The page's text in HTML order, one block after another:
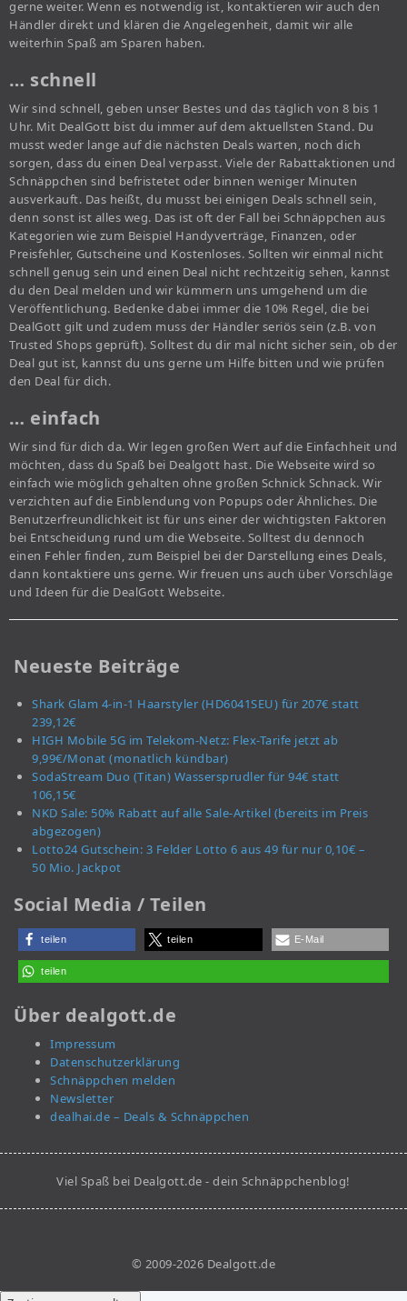
gerne weiter. Wenn es notwendig ist, kontaktieren wir auch den
Händler direkt und klären die Angelegenheit, damit wir alle
weiterhin Spaß am Sparen haben.
… schnell
Wir sind schnell, geben unser Bestes und das täglich von 8 bis 1
Uhr. Mit DealGott bist du immer auf dem aktuellsten Stand. Du
musst weder lange auf die nächsten Deals warten, noch dich
sorgen, dass du einen Deal verpasst. Viele der Rabattaktionen und
Schnäppchen sind befristetet oder binnen weniger Minuten
ausverkauft. Das heißt, du musst bei einigen Deals schnell sein,
denn sonst ist alles weg. Das ist oft der Fall bei Schnäppchen aus
Kategorien wie zum Beispiel Handyverträge, Finanzen, oder
Preisfehler, Gutscheine und Kostenloses. Sollten wir einmal nicht
schnell genug sein und einen Deal nicht rechtzeitig sehen, kannst
du den Deal melden und wir kümmern uns umgehend um die
Veröffentlichung. Bedenke dabei immer die 10% Regel, die bei
DealGott gilt und zudem muss der Händler seriös sein (z.B. von
Trusted Shops geprüft). Solltest du dir mal nicht sicher sein, ob der
Deal gut ist, kannst du uns gerne um Hilfe bitten und wie prüfen
den Deal für dich.
… einfach
Wir sind für dich da. Wir legen großen Wert auf die Einfachheit und
möchten, dass du Spaß bei Dealgott hast. Die Webseite wird so
einfach wie möglich gehalten ohne großen Schnick Schnack. Wir
verzichten auf die Einblendung von Popups oder Ähnliches. Die
Benutzerfreundlichkeit ist für uns einer der wichtigsten Faktoren
bei Entscheidung rund um die Webseite. Solltest du dennoch
einen Fehler finden, zum Beispiel bei der Darstellung eines Deals,
dann kontaktiere uns gerne. Wir freuen uns auch über Vorschläge
und Ideen für die DealGott Webseite.
Neueste Beiträge
Shark Glam 4-in-1 Haarstyler (HD6041SEU) für 207€ statt
239,12€
HIGH Mobile 5G im Telekom-Netz: Flex-Tarife jetzt ab
9,99€/Monat (monatlich kündbar)
SodaStream Duo (Titan) Wassersprudler für 94€ statt
106,15€
NKD Sale: 50% Rabatt auf alle Sale-Artikel (bereits im Preis
abgezogen)
Lotto24 Gutschein: 3 Felder Lotto 6 aus 49 für nur 0,10€ –
50 Mio. Jackpot
Social Media / Teilen
teilen teilen E-Mail
teilen
Über dealgott.de
Impressum
Datenschutzerklärung
Schnäppchen melden
Newsletter
dealhai.de – Deals & Schnäppchen
Viel Spaß bei Dealgott.de - dein Schnäppchenblog!
© 2009-2026 Dealgott.de